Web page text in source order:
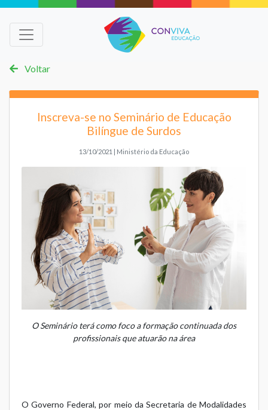
Voltar
Inscreva-se no Seminário de Educação
Bilíngue de Surdos
13/10/2021 | Ministério da Educação
O Seminário terá como foco a formação continuada dos
profissionais que atuarão na área
O Governo Federal, por meio da Secretaria de Modalidades